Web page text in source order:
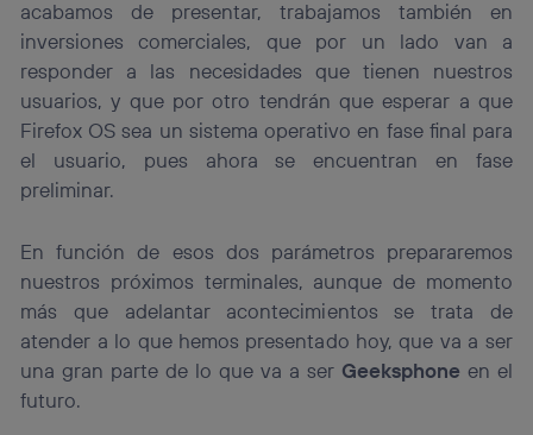
acabamos de presentar, trabajamos también en
inversiones comerciales, que por un lado van a
responder a las necesidades que tienen nuestros
usuarios, y que por otro tendrán que esperar a que
Firefox OS sea un sistema operativo en fase final para
el usuario, pues ahora se encuentran en fase
preliminar.
En función de esos dos parámetros prepararemos
nuestros próximos terminales, aunque de momento
más que adelantar acontecimientos se trata de
atender a lo que hemos presentado hoy, que va a ser
una gran parte de lo que va a ser Geeksphone en el
futuro.